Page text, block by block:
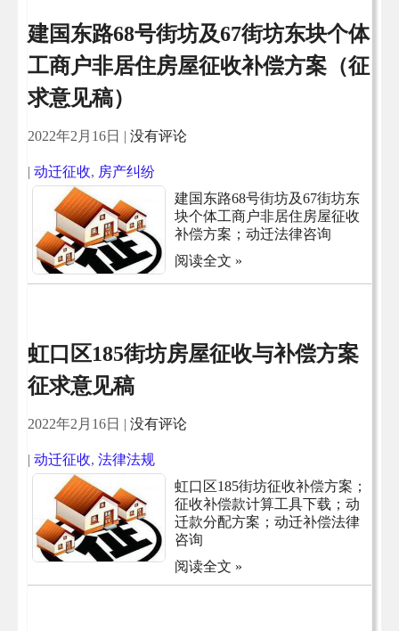
建国东路68号街坊及67街坊东块个体
工商户非居住房屋征收补偿方案（征
求意见稿）
2022年2月16日 | 没有评论
| 动迁征收, 房产纠纷
建国东路68号街坊及67街坊东
块个体工商户非居住房屋征收
补偿方案；动迁法律咨询
阅读全文 »
虹口区185街坊房屋征收与补偿方案
征求意见稿
2022年2月16日 | 没有评论
| 动迁征收, 法律法规
虹口区185街坊征收补偿方案；
征收补偿款计算工具下载；动
迁款分配方案；动迁补偿法律
咨询
阅读全文 »